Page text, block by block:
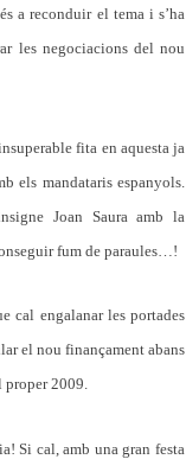
a reconduir el tema i s’ha
les negociacions del nou
fita en aquesta ja
els mandataris espanyols.
Joan Saura amb la
fum de paraules…!
cal engalanar les portades
el nou finançament abans
proper 2009.
Si cal, amb una gran festa